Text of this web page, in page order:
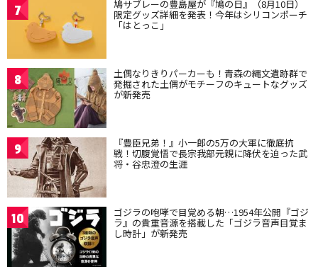
7 鳩サブレーの豊島屋が『鳩の日』（8月10日）
限定グッズ詳細を発表！今年はシリコンポーチ
「はとっこ」
8 土偶なりきりパーカーも！青森の縄文遺跡群で
発掘された土偶がモチーフのキュートなグッズ
が新発売
9 『豊臣兄弟！』小一郎の5万の大軍に徹底抗
戦！切腹覚悟で長宗我部元親に降伏を迫った武
将・谷忠澄の生涯
10 ゴジラの咆哮で目覚める朝…1954年公開『ゴジ
ラ』の貴重音源を搭載した「ゴジラ音声目覚ま
し時計」が新発売